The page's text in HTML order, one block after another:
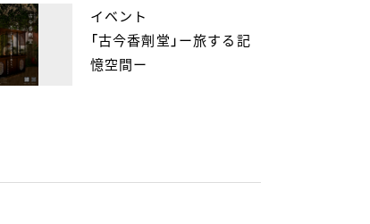
イベント
「古今香劑堂」ー旅する記
憶空間ー